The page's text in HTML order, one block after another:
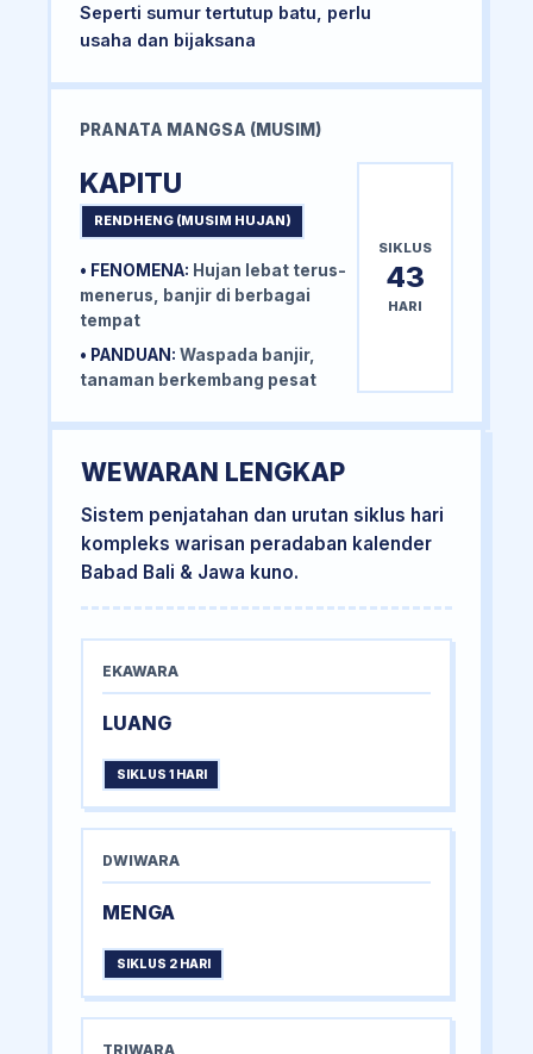
Seperti sumur tertutup batu, perlu
usaha dan bijaksana
PRANATA MANGSA (MUSIM)
KAPITU
RENDHENG (MUSIM HUJAN)
• FENOMENA: Hujan lebat terus-
menerus, banjir di berbagai
tempat
• PANDUAN: Waspada banjir,
tanaman berkembang pesat
SIKLUS
43
HARI
WEWARAN LENGKAP
Sistem penjatahan dan urutan siklus hari
kompleks warisan peradaban kalender
Babad Bali & Jawa kuno.
EKAWARA
LUANG
SIKLUS 1 HARI
DWIWARA
MENGA
SIKLUS 2 HARI
TRIWARA